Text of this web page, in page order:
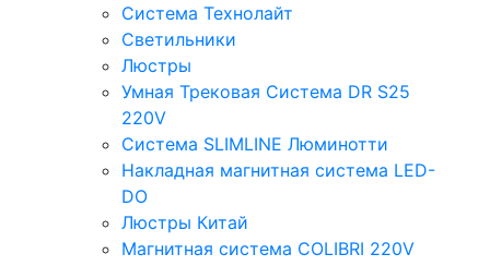
Система Технолайт
Светильники
Люстры
Умная Трековая Система DR S25
220V
Система SLIMLINE Люминотти
Накладная магнитная система LED-
DO
Люстры Китай
Магнитная система COLIBRI 220V